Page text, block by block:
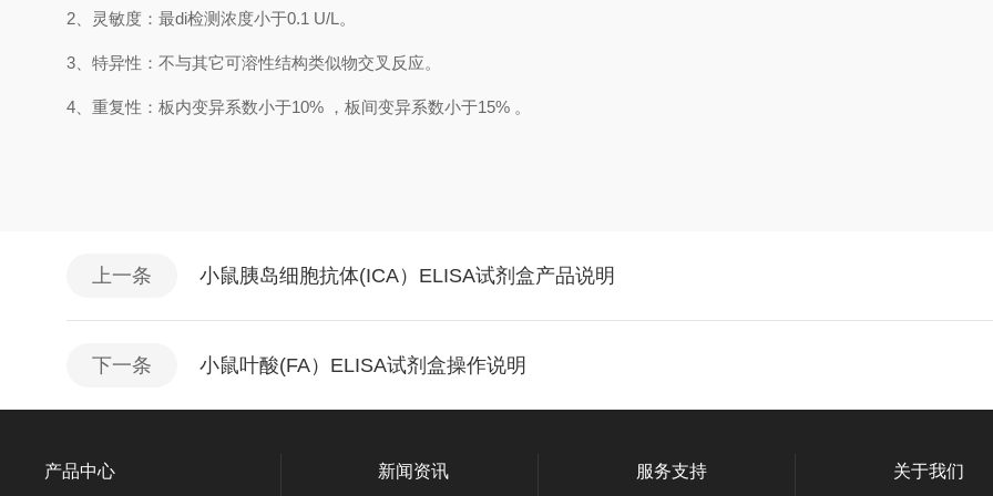
2、 灵敏度：最di检测浓度小于0.1 U/L 。
3、 特异性：不与其它可溶性结构类似物交叉反应。
4、 重复性：板内变异系数小于10% ， 板间变异系数小于15% 。
上一条 小鼠胰岛细胞抗体(ICA）ELISA试剂盒产品说明
下一条 小鼠叶酸(FA）ELISA试剂盒操作说明
产品中心 新闻资讯 服务支持 关于我们